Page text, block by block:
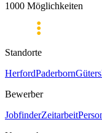
1000 Möglichkeiten
Standorte
HerfordPaderborn
Bewerber
JobfinderZeitarbeit